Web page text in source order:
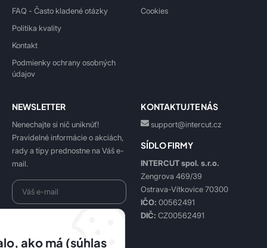
FAQ - Často kladené otázky
Politika kvality
Kontakt
Podmienky ochrany osobných
údajov
Cookies
NEWSLETTER
Nenechajte si nič uniknúť!
Pravidelné informácie o akciách,
rady a tipy prednostne na Váš e-
mail.
KONTAKTUJTE NÁS
support@intercut.cz
SÍDLO FIRMY
INTERCUT spol. s.r.o.
Zengrova 469/39
Ostrava-Vítkovice 70300
IČO: 00562491
DIČ: CZ00562491
ako má (súhlas